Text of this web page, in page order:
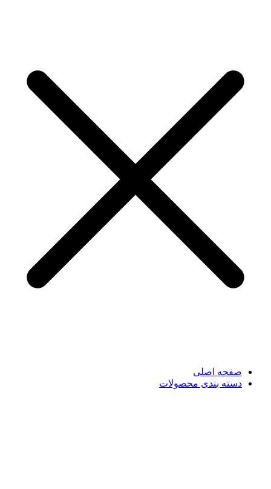
صفحه اصلی
دسته بندی محصولات